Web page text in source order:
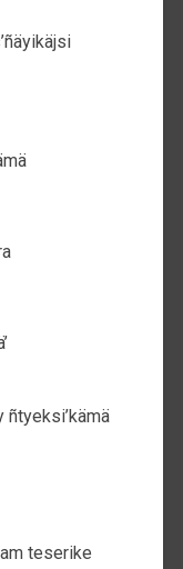
ñtyeksi’kämä
teserike